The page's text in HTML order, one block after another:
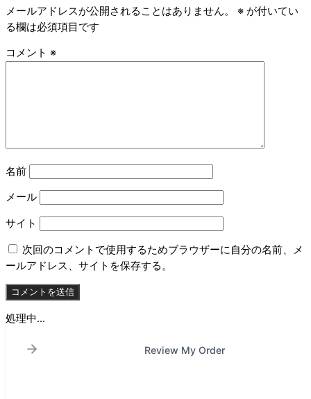
メールアドレスが公開されることはありません。 ※ が付いてい
る欄は必須項目です
コメント ※
名前
メール
サイト
次回のコメントで使用するためブラウザーに自分の名前、メ
ールアドレス、サイトを保存する。
処理中...
Review My Order